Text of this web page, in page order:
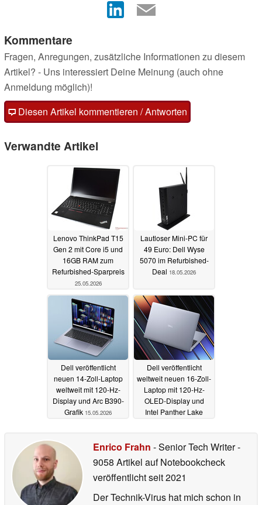
Kommentare
Fragen, Anregungen, zusätzliche Informationen zu diesem
Artikel? - Uns interessiert Deine Meinung (auch ohne
Anmeldung möglich)!
Diesen Artikel kommentieren / Antworten
Verwandte Artikel
Lenovo ThinkPad T15
Gen 2 mit Core i5 und
16GB RAM zum
Refurbished-Sparpreis
25.05.2026
Lautloser Mini-PC für
49 Euro: Dell Wyse
5070 im Refurbished-
Deal 18.05.2026
Dell veröffentlicht
neuen 14-Zoll-Laptop
weltweit mit 120-Hz-
Display und Arc B390-
Grafik 15.05.2026
Dell veröffentlicht
weltweit neuen 16-Zoll-
Laptop mit 120-Hz-
OLED-Display und
Intel Panther Lake
Enrico Frahn - Senior Tech Writer-
9058 Artikel auf Notebookcheck
veröffentlichtseit 2021
Der Technik-Virus hat mich schon in